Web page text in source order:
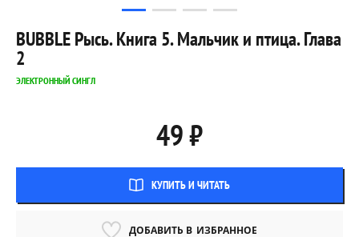
BUBBLE Рысь. Книга 5. Мальчик и птица. Глава
2
ЭЛЕКТРОННЫЙ СИНГЛ
49 ₽
КУПИТЬ И ЧИТАТЬ
ДОБАВИТЬ В ИЗБРАННОЕ